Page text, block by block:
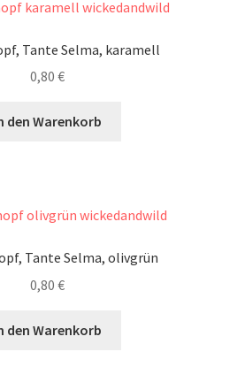
Tante Selma, karamell
0,80 €
den Warenkorb
Tante Selma, olivgrün
0,80 €
den Warenkorb